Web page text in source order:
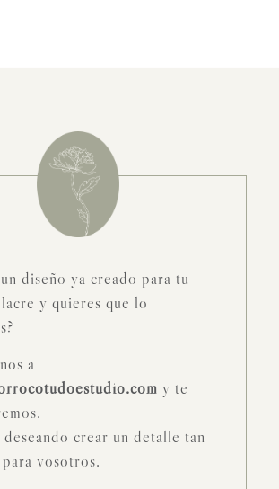
diseño ya creado para tu
y quieres que lo
a
y te
deseando crear un detalle tan
vosotros.